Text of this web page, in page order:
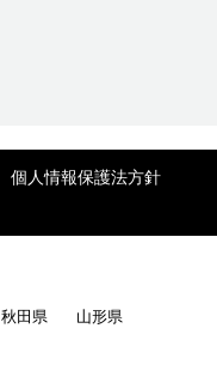
個人情報保護法方針
秋田県
山形県